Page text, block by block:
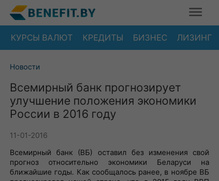
КУРСЫ ВАЛЮТ КРЕДИТЫ БИЗНЕС ЛИЗИНГ
Новости
Всемирный банк прогнозирует
улучшение положения экономики
России в 2016 году
11-01-2016
Всемирный банк (ВБ) оставил без изменения свой
прогноз относительно экономики Беларуси на
ближайшие годы. Как сообщалось ранее, в ноябре ВБ